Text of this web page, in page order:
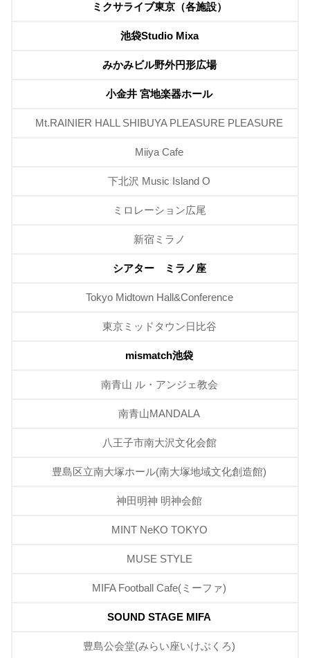
ミクサライブ東京（各施設）
池袋Studio Mixa
みかみビル野外円形広場
小金井 宮地楽器ホール
Mt.RAINIER HALL SHIBUYA PLEASURE PLEASURE
Miiya Cafe
下北沢 Music Island O
ミロレーション広尾
新宿ミラノ
シアター ミラノ座
Tokyo Midtown Hall&Conference
東京ミッドタウン日比谷
mismatch池袋
南青山 ル・アンジェ教会
南青山MANDALA
八王子市南大沢文化会館
豊島区立南大塚ホール(南大塚地域文化創造館)
神田明神 明神会館
MINT NeKO TOKYO
MUSE STYLE
MIFA Football Cafe(ミーファ)
SOUND STAGE MIFA
豊島公会堂(みらい座いけぶくろ)